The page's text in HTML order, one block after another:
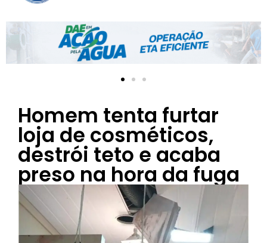
Homem tenta furtar
loja de cosméticos,
destrói teto e acaba
preso na hora da fuga